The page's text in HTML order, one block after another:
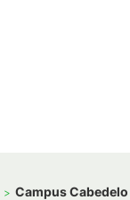
Campus